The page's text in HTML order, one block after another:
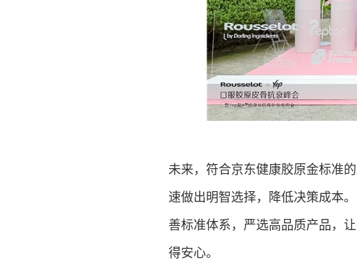
未来，符合京东健康胶原金标准
速做出明智选择，降低决策成本
善标准体系，严选高品质产品，
得安心。